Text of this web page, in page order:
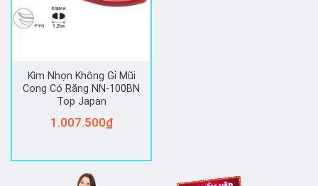
Kìm Nhọn Không Gỉ Mũi
Cong Có Răng NN-100BN
Top Japan
1.007.500₫